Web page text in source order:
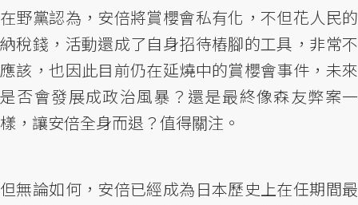
在野黨認為，安倍將賞櫻會私有化，不但花人民的
納稅錢，活動還成了自身招待樁腳的工具，非常不
應該，也因此目前仍在延燒中的賞櫻會事件，未來
是否會發展成政治風暴？還是最終像森友弊案一
樣，讓安倍全身而退？值得關注。
但無論如何，安倍已經成為日本歷史上在任期間最